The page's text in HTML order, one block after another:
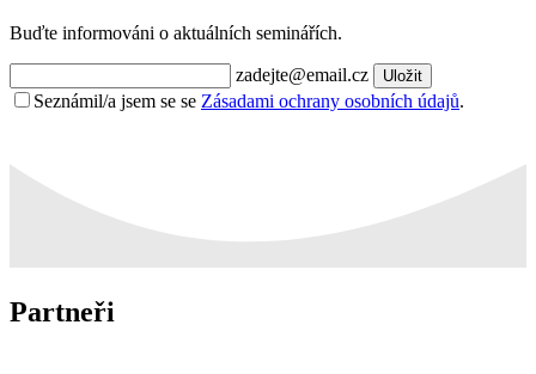
Buďte informováni o aktuálních seminářích.
zadejte@email.cz Uložit
Seznámil/a jsem se se Zásadami ochrany osobních údajů.
Partneři